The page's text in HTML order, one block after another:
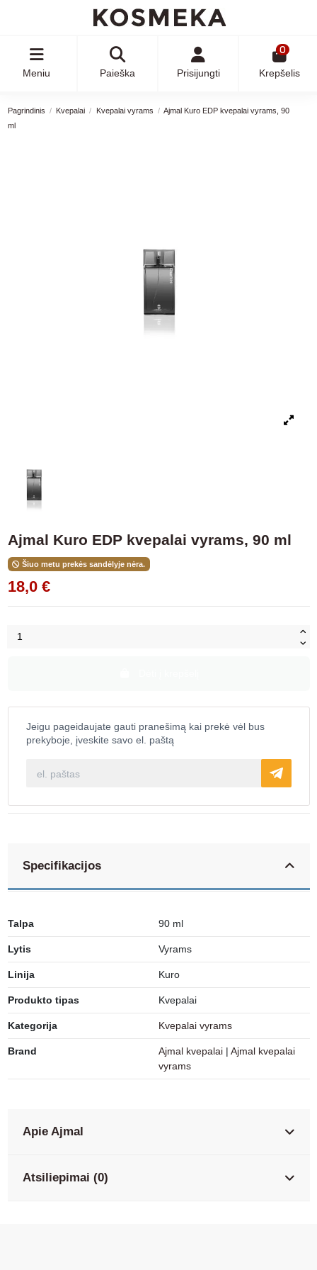
Meniu Paieška Prisijungti
0
Krepšelis
Pagrindinis Kvepalai Kvepalai vyrams
Ajmal Kuro EDP kvepalai vyrams, 90
ml
Ajmal Kuro EDP kvepalai vyrams, 90 ml
Šiuo metu prekės sandėlyje nėra.
18,0 €
Jeigu pageidaujate gauti pranešimą kai prekė vėl bus
prekyboje, įveskite savo el. paštą
Specifikacijos
Talpa 90 ml
Lytis Vyrams
Linija Kuro
Produkto tipas Kvepalai
Kategorija Kvepalai vyrams
Brand Ajmal kvepalai | Ajmal kvepalai
vyrams
Apie Ajmal
Atsiliepimai (0)